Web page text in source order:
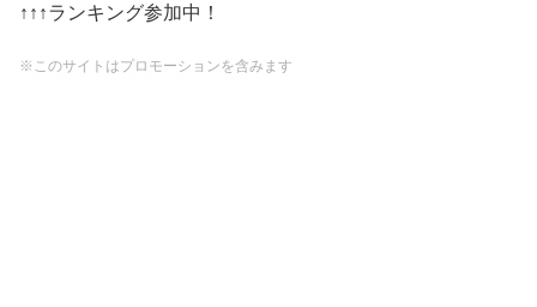
↑↑↑ランキング参加中！
※このサイトはプロモーションを含みます